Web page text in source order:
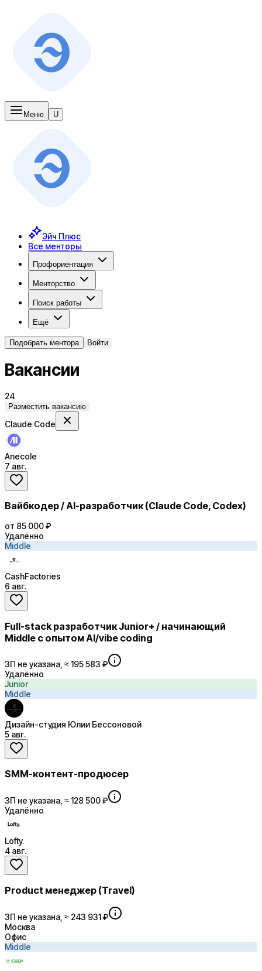
Меню U
Эйч Плюс
Все менторы
Профориентация
Менторство
Поиск работы
Ещё
Подобрать ментора Войти
Вакансии
24
Разместить вакансию
Claude Code
Anecole
7 авг.
Вайбкодер / AI-разработчик (Claude Code, Codex)
от 85 000 ₽
Удалённо
Middle
CashFactories
6 авг.
Full-stack разработчик Junior+ / начинающий
Middle с опытом AI/vibe coding
ЗП не указана, ≈ 195 583 ₽
Удалённо
Junior
Middle
Дизайн-студия Юлии Бессоновой
5 авг.
SMM-контент-продюсер
ЗП не указана, ≈ 128 500 ₽
Удалённо
Lofty.
4 авг.
Product менеджер (Travel)
ЗП не указана, ≈ 243 931 ₽
Москва
Офис
Middle